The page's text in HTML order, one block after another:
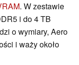
. W zestawie
i do 4 TB
o wymiary, Aero
i waży około